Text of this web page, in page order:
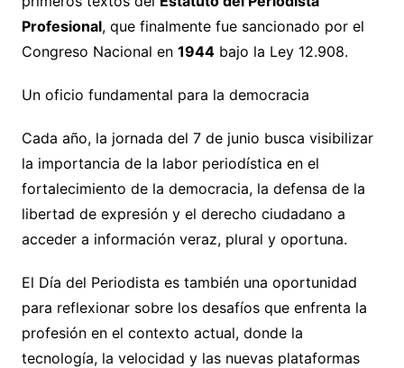
Profesional, que finalmente fue sancionado por el
Congreso Nacional en 1944bajo la Ley 12.908.
Un oficio fundamental para la democracia
Cada año, la jornada del 7 de junio busca visibilizar
la importancia de la labor periodística en el
fortalecimiento de la democracia, la defensa de la
libertad de expresión y el derecho ciudadano a
acceder a información veraz, plural y oportuna.
El Día del Periodista es también una oportunidad
para reflexionar sobre los desafíos que enfrenta la
profesión en el contexto actual, donde la
tecnología, la velocidad y las nuevas plataformas